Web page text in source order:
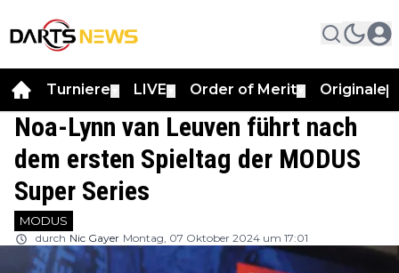
Turniere LIVE Order of Merit Originale
Noa-Lynn van Leuven führt nach
dem ersten Spieltag der MODUS
Super Series
MODUS
durch Nic Gayer Montag, 07 Oktober 2024 um 17:01